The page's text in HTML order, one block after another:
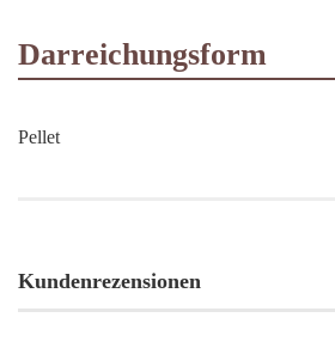
Darreichungsform
Pellet
Kundenrezensionen